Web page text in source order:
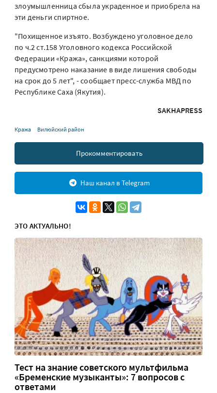
злоумышленница сбыла украденное и приобрела на
эти деньги спиртное.
"Похищенное изъято. Возбуждено уголовное дело
по ч.2 ст.158 Уголовного кодекса Российской
Федерации «Кража», санкциями которой
предусмотрено наказание в виде лишения свободы
на срок до 5 лет", - сообщает пресс-служба МВД по
Республике Саха (Якутия).
SAKHAPRESS
Кража Вилюйский район
Прокомментировать
Наш канал в Telegram
ЭТО АКТУАЛЬНО!
Тест на знание советского мультфильма
«Бременские музыканты»: 7 вопросов с
ответами